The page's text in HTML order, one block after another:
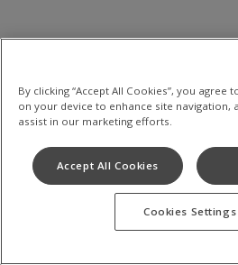
By clicking “Accept All Cookies”, you agree
on your device to enhance site navigation,
assist in our marketing efforts.
Accept All Cookies
Cookies Settings